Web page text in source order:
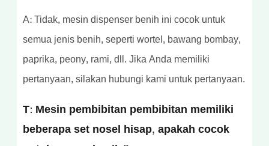
A: Tidak, mesin dispenser benih ini cocok untuk
semua jenis benih, seperti wortel, bawang bombay,
paprika, peony, rami, dll. Jika Anda memiliki
pertanyaan, silakan hubungi kami untuk pertanyaan.
T: Mesin pembibitan pembibitan memiliki
beberapa set nosel hisap, apakah cocok